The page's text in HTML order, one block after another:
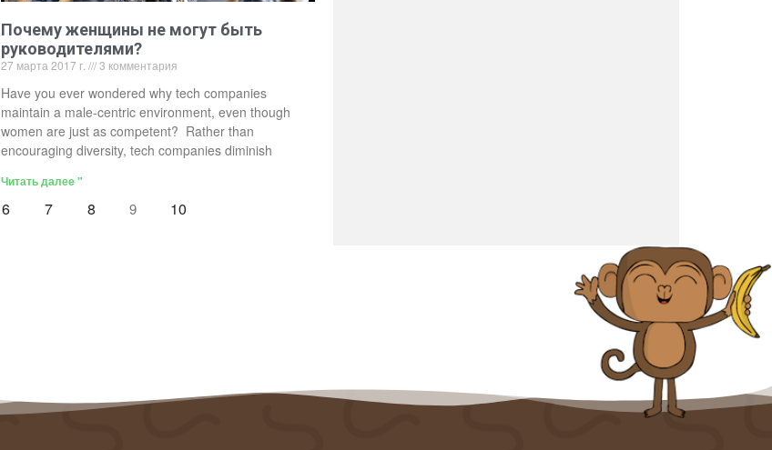
Почему женщины не могут быть
руководителями?
27 марта 2017 г. 3 комментария
Have you ever wondered why tech companies
maintain a male-centric environment, even though
women are just as competent? Rather than
encouraging diversity, tech companies diminish
Читать далее "
6 7 8 9 10